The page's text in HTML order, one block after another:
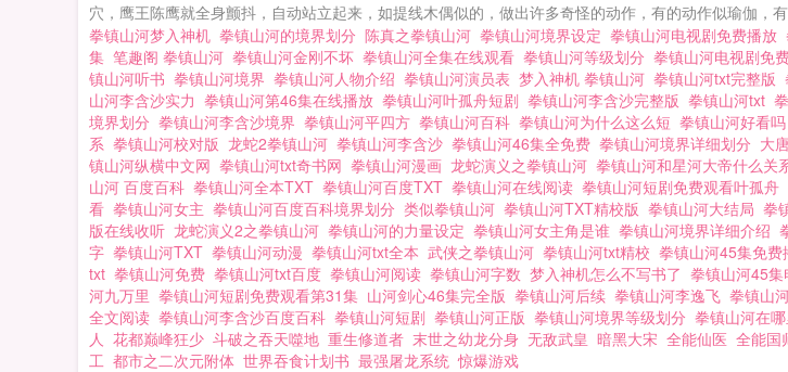
穴，鹰王陈鹰就全身颤抖，自动站立起来，如提线木偶似的，做出许多奇怪的动作，有的动作似瑜伽，
拳镇山河梦入神机 拳镇山河的境界划分 陈真之拳镇山河 拳镇山河境界设定 拳镇山河电视剧免费播放
集 笔趣阁 拳镇山河 拳镇山河金刚不坏 拳镇山河全集在线观看 拳镇山河等级划分 拳镇山河电视剧免
镇山河听书 拳镇山河境界 拳镇山河人物介绍 拳镇山河演员表 梦入神机 拳镇山河 拳镇山河txt完整版
山河李含沙实力 拳镇山河第46集在线播放 拳镇山河叶孤舟短剧 拳镇山河李含沙完整版 拳镇山河txt
境界划分 拳镇山河李含沙境界 拳镇山河平四方 拳镇山河百科 拳镇山河为什么这么短 拳镇山河好看吗
系 拳镇山河校对版 龙蛇2拳镇山河 拳镇山河李含沙 拳镇山河46集全免费 拳镇山河境界详细划分 大
镇山河纵横中文网 拳镇山河txt奇书网 拳镇山河漫画 龙蛇演义之拳镇山河 拳镇山河和星河大帝什么关
山河 百度百科 拳镇山河全本TXT 拳镇山河百度TXT 拳镇山河在线阅读 拳镇山河短剧免费观看叶孤舟
看 拳镇山河女主 拳镇山河百度百科境界划分 类似拳镇山河 拳镇山河TXT精校版 拳镇山河大结局 拳
版在线收听 龙蛇演义2之拳镇山河 拳镇山河的力量设定 拳镇山河女主角是谁 拳镇山河境界详细介绍
字 拳镇山河TXT 拳镇山河动漫 拳镇山河txt全本 武侠之拳镇山河 拳镇山河txt精校 拳镇山河45集免费
txt 拳镇山河免费 拳镇山河txt百度 拳镇山河阅读 拳镇山河字数 梦入神机怎么不写书了 拳镇山河45集
河九万里 拳镇山河短剧免费观看第31集 山河剑心46集完全版 拳镇山河后续 拳镇山河李逸飞 拳镇山
全文阅读 拳镇山河李含沙百度百科 拳镇山河短剧 拳镇山河正版 拳镇山河境界等级划分 拳镇山河在
人 花都巅峰狂少 斗破之吞天噬地 重生修道者 末世之幼龙分身 无敌武皇 暗黑大宋 全能仙医 全能国
工 都市之二次元附体 世界吞食计划书 最强屠龙系统 惊爆游戏